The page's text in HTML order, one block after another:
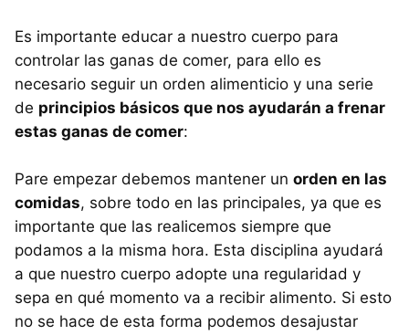
Es importante educar a nuestro cuerpo para
controlar las ganas de comer, para ello es
necesario seguir un orden alimenticio y una serie
de principios básicos que nos ayudarán a frenar
estas ganas de comer:
Pare empezar debemos mantener un orden en las
comidas, sobre todo en las principales, ya que es
importante que las realicemos siempre que
podamos a la misma hora. Esta disciplina ayudará
a que nuestro cuerpo adopte una regularidad y
sepa en qué momento va a recibir alimento. Si esto
no se hace de esta forma podemos desajustar